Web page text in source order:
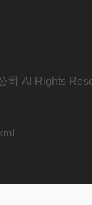
司 Al Rights